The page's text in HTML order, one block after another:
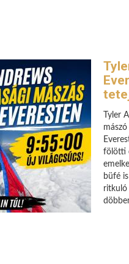
Tyler
fölötti
büfé
ritkuló